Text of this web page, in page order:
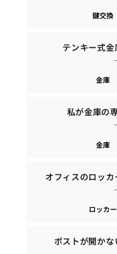
鍵交換
テンキー式
金庫
私が金庫の
金庫
オフィスのロッ
ロッカー
ポストが開か